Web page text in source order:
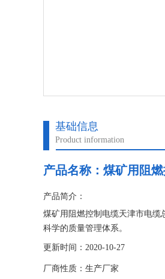
基础信息
Product information
产品名称： 煤矿用阻
产品简介：
煤矿用阻燃控制电缆天津市电缆
科学的质量管理体系。
更新时间：2020-10-27
厂商性质：生产厂家